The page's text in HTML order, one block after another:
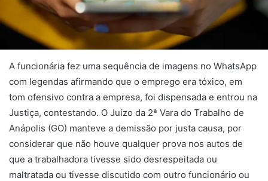
A funcionária fez uma sequência de imagens no WhatsApp
com legendas afirmando que o emprego era tóxico, em
tom ofensivo contra a empresa, foi dispensada e entrou na
Justiça, contestando. O Juízo da 2ª Vara do Trabalho de
Anápolis (GO) manteve a demissão por justa causa, por
considerar que não houve qualquer prova nos autos de
que a trabalhadora tivesse sido desrespeitada ou
maltratada ou tivesse discutido com outro funcionário ou